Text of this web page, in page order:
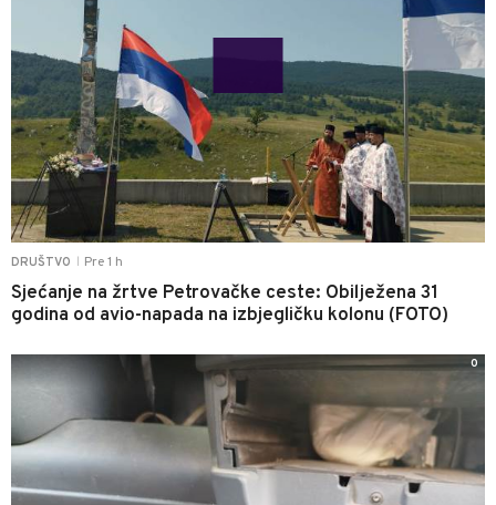
DRUŠTVO Pre 1 h
Sjećanje na žrtve Petrovačke ceste: Obilježena 31
godina od avio-napada na izbjegličku kolonu (FOTO)
0